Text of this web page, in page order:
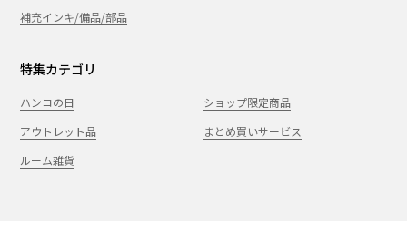
補充インキ/備品/部品
特集カテゴリ
ハンコの日
ショップ限定商品
アウトレット品
まとめ買いサービス
ルーム雑貨